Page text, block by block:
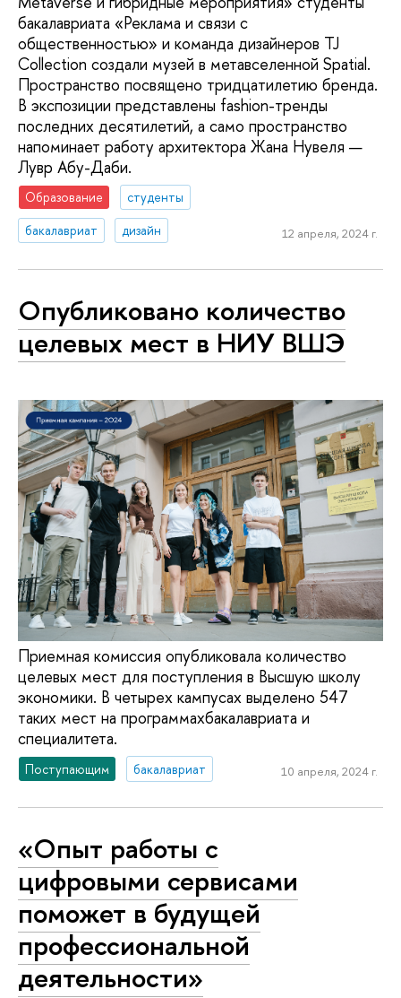
бакалавриата «Реклама и связи с
общественностью» и команда дизайнеров TJ
Collection создали музей в метавселенной Spatial.
Пространство посвящено тридцатилетию бренда.
В экспозиции представлены fashion-тренды
последних десятилетий, а само пространство
напоминает работу архитектора Жана Нувеля —
Лувр Абу-Даби.
Образование
студенты
бакалавриат
дизайн 12 апреля, 2024 г.
Опубликовано количество
целевых мест в НИУ ВШЭ
Приемная комиссия опубликовала количество
целевых мест для поступления в Высшую школу
экономики. В четырех кампусах выделено 547
таких мест на программахбакалавриата и
специалитета.
Поступающим бакалавриат 10 апреля, 2024 г.
«Опыт работы с
цифровыми сервисами
поможет в будущей
профессиональной
деятельности»